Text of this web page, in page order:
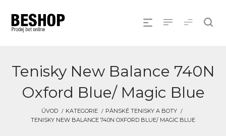
Tenisky New Balance 740N
Oxford Blue/ Magic Blue
ÚVOD KATEGORIE
PÁNSKÉ TENISKY A BOTY
TENISKY NEW BALANCE 740N OXFORD BLUE/ MAGIC BLUE